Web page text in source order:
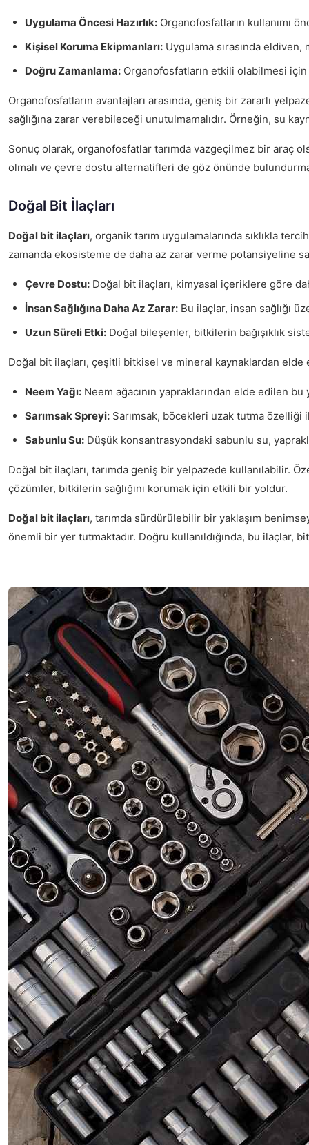
Uygulama Öncesi Hazırlık: Organofosfatların kullanımı
Kişisel Koruma Ekipmanları: Uygulama sırasında
Doğru Zamanlama: Organofosfatların etkili olabilmesi
Organofosfatların avantajları arasında, geniş bir zararlı
sağlığına zarar verebileceği unutulmamalıdır. Örneğin, su
Sonuç olarak, organofosfatlar tarımda vazgeçilmez bir araç
olmalı ve çevre dostu alternatifleri de göz önünde
Doğal Bit İlaçları
Doğal bit ilaçları, organik tarım uygulamalarında sıklıkla
zamanda ekosisteme de daha az zarar verme potansiyeline
Çevre Dostu: Doğal bit ilaçları, kimyasal içeriklere göre
İnsan Sağlığına Daha Az Zarar: Bu ilaçlar, insan sağlığı
Uzun Süreli Etki: Doğal bileşenler, bitkilerin bağışıklık
Doğal bit ilaçları, çeşitli bitkisel ve mineral kaynaklardan
Neem Yağı: Neem ağacının yapraklarından elde edilen
Sarımsak Spreyi: Sarımsak, böcekleri uzak tutma
Sabunlu Su: Düşük konsantrasyondaki sabunlu su,
Doğal bit ilaçları, tarımda geniş bir yelpazede kullanılabilir.
çözümler, bitkilerin sağlığını korumak için etkili bir yoldur.
Doğal bit ilaçları, tarımda sürdürülebilir bir yaklaşım
önemli bir yer tutmaktadır. Doğru kullanıldığında, bu ilaçlar,